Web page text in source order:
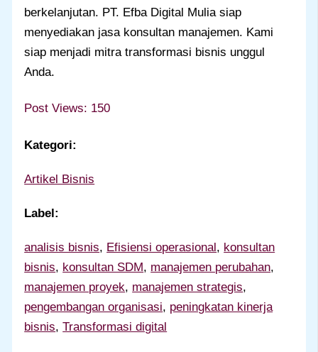
berkelanjutan. PT. Efba Digital Mulia siap
menyediakan jasa konsultan manajemen. Kami
siap menjadi mitra transformasi bisnis unggul
Anda.
Post Views: 150
Kategori:
Artikel Bisnis
Label:
analisis bisnis, Efisiensi operasional, konsultan
bisnis, konsultan SDM, manajemen perubahan
manajemen proyek, manajemen strategis
pengembangan organisasi, peningkatan kinerja
bisnis, Transformasi digital